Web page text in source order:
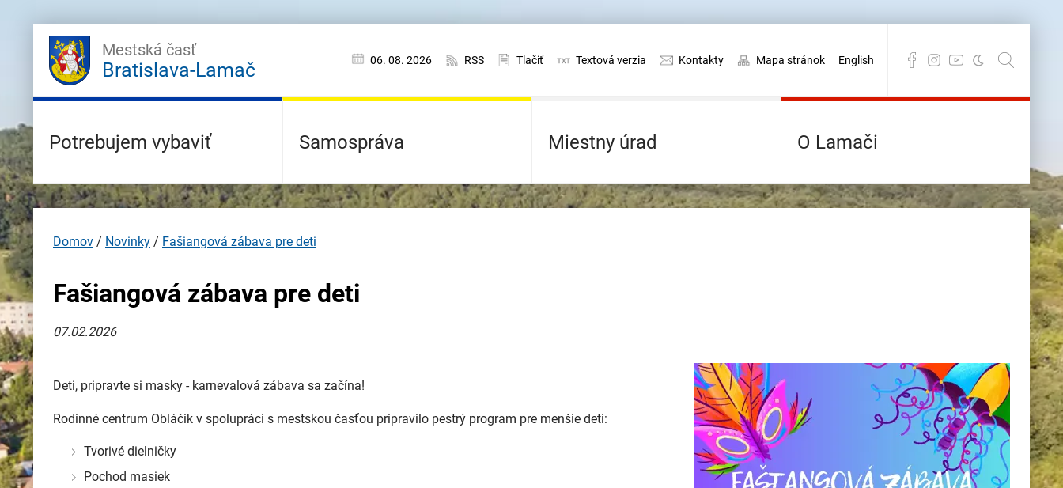
Mestská časť
Bratislava-Lamač 06. 08. 2026 RSS Tlačiť Textová verzia Kontakty Mapa stránok English
Potrebujem vybaviť Samospráva Miestny úrad O Lamači
Domov / Novinky / Fašiangová zábava pre deti
Fašiangová zábava pre deti
07.02.2026
Deti, pripravte si masky - karnevalová zábava sa začína!
Rodinné centrum Obláčik v spolupráci s mestskou časťou pripravilo pestrý program pre menšie deti:
Tvorivé dielničky
Pochod masiek